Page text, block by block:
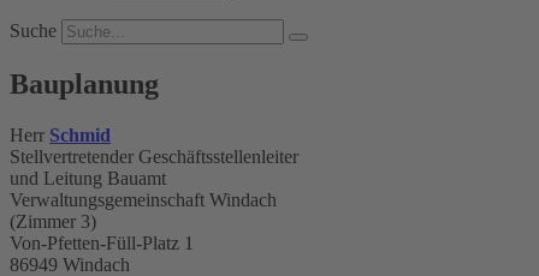
Suche
Bauplanung
Herr Schmid
Stellvertretender Geschäftsstellenleiter
und Leitung Bauamt
Verwaltungsgemeinschaft Windach
(Zimmer 3)
Von-Pfetten-Füll-Platz 1
86949 Windach